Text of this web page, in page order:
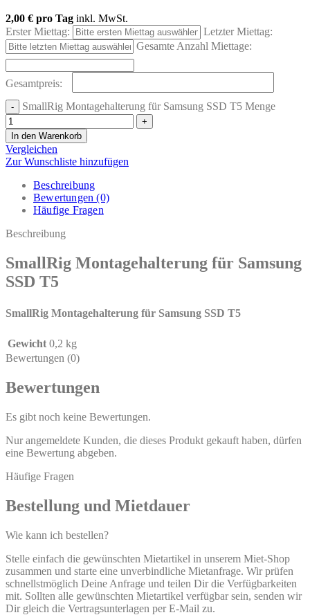
2,00 € pro Tag inkl. MwSt.
Erster Miettag:
Letzter Miettag:
Gesamte Anzahl Miettage:
Gesamtpreis:
SmallRig Montagehalterung für Samsung SSD T5 Menge
In den Warenkorb
Vergleichen
Zur Wunschliste hinzufügen
Beschreibung
Bewertungen (0)
Häufige Fragen
Beschreibung
SmallRig Montagehalterung für Samsung
SSD T5
SmallRig Montagehalterung für Samsung SSD T5
Gewicht 0,2 kg
Bewertungen (0)
Bewertungen
Es gibt noch keine Bewertungen.
Nur angemeldete Kunden, die dieses Produkt gekauft haben, dürfen
eine Bewertung abgeben.
Häufige Fragen
Bestellung und Mietdauer
Wie kann ich bestellen?
Stelle einfach die gewünschten Mietartikel in unserem Miet-Shop
zusammen und starte eine unverbindliche Mietanfrage. Wir prüfen
schnellstmöglich Deine Anfrage und teilen Dir die Verfügbarkeiten
mit. Sollten alle gewünschten Mietartikel verfügbar sein, senden wir
Dir gleich die Vertragsunterlagen per E-Mail zu.